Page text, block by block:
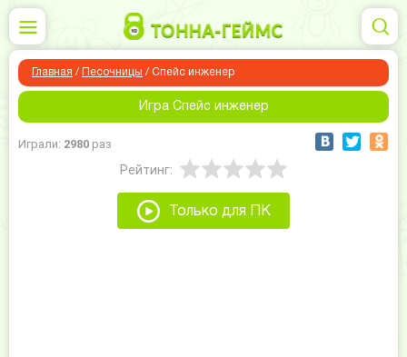
Главная / Песочницы / Спейс инженер
Игра Спейс инженер
Играли: 2980 раз
Рейтинг:
Только для ПК